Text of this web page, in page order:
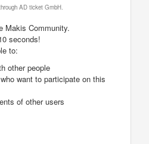
AD ticket GmbH.
Makis Community.
seconds!
to:
other people
want to participate on this
of other users